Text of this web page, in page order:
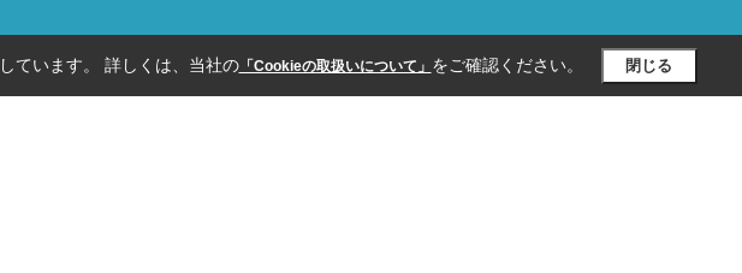
ています。 詳しくは、当社の「Cookieの取扱いについて」 をご確認ください。 閉じる